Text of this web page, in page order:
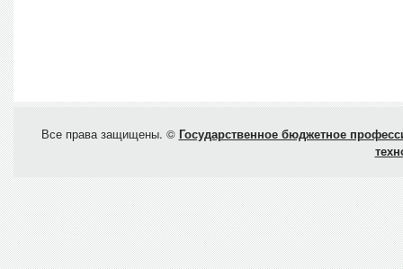
Все права защищены. © Государственное бюджетное